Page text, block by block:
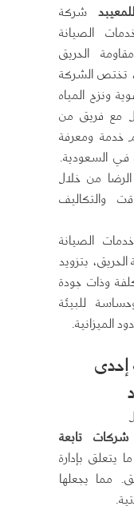
شركة
الصيانة
الحريق
تختص الشركة
ونزح المياه
مع فريق من
خدمة ومعرفة
السعودية.
من خلال
والتكاليف
الصيانة
بتزويد
وذات جودة
للبيئة
الميزانية.
شركات تابعة
يتعلق بإدارة
مما يجعلها